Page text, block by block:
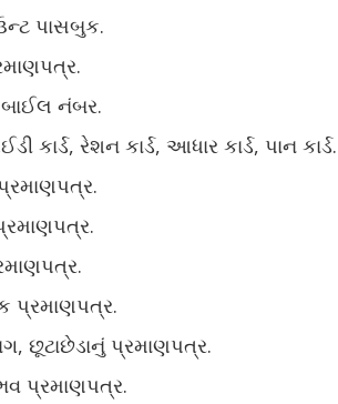
પાસબુક.
નંબર.
કાર્ડ, રેશન કાર્ડ, આધાર કાર્ડ, પાન કાર્ડ.
પ્રમાણપત્ર.
છૂટાછેડાનું પ્રમાણપત્ર.
પ્રમાણપત્ર.